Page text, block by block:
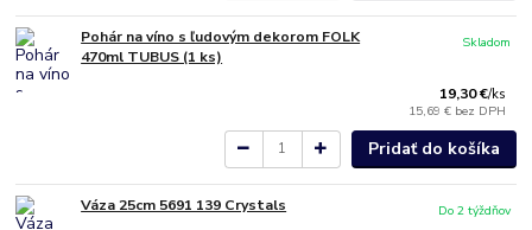
Pohár na víno s ľudovým dekorom FOLK
470ml TUBUS (1 ks)
19,30 €/ks
15,69 € bez DPH
Skladom
Pridať do košíka
Váza 25cm 5691 139 Crystals
Do 2 týždňov